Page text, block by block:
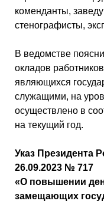
коменданты,
стенографисты,
В ведомстве
окладов
являющихся
служащими, на
осуществлено в
на текущий год.
Указ Президента
26.09.2023 № 717
«О повышении
замещающих